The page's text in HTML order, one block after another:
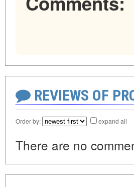
REVIEWS OF
Order by: expand all
There are no